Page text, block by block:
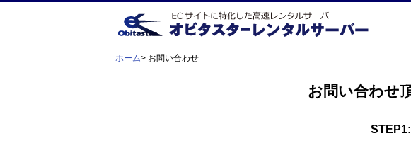
ホーム> お問い合わせ
お問い合わせ